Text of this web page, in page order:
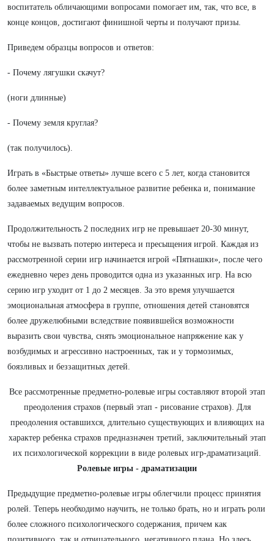
воспитатель обличающими вопросами помогает им, так, что все, в
конце концов, достигают финишной черты и получают призы.
Приведем образцы вопросов и ответов:
- Почему лягушки скачут?
(ноги длинные)
- Почему земля круглая?
(так получилось).
Играть в «Быстрые ответы» лучше всего с 5 лет, когда становится
более заметным интеллектуальное развитие ребенка и, понимание
задаваемых ведущим вопросов.
Продолжительность 2 последних игр не превышает 20-30 минут,
чтобы не вызвать потерю интереса и пресыщения игрой. Каждая из
рассмотренной серии игр начинается игрой «Пятнашки», после чего
ежедневно через день проводится одна из указанных игр. На всю
серию игр уходит от 1 до 2 месяцев. За это время улучшается
эмоциональная атмосфера в группе, отношения детей становятся
более дружелюбными вследствие появившейся возможности
выразить свои чувства, снять эмоциональное напряжение как у
возбудимых и агрессивно настроенных, так и у тормозимых,
боязливых и беззащитных детей.
Все рассмотренные предметно-ролевые игры составляют второй этап
преодоления страхов (первый этап - рисование страхов). Для
преодоления оставшихся, длительно существующих и влияющих на
характер ребенка страхов предназначен третий, заключительный этап
их психологической коррекции в виде ролевых игр-драматизаций.
Ролевые игры - драматизации
Предыдущие предметно-ролевые игры облегчили процесс принятия
ролей. Теперь необходимо научить, не только брать, но и играть роли
более сложного психологического содержания, причем как